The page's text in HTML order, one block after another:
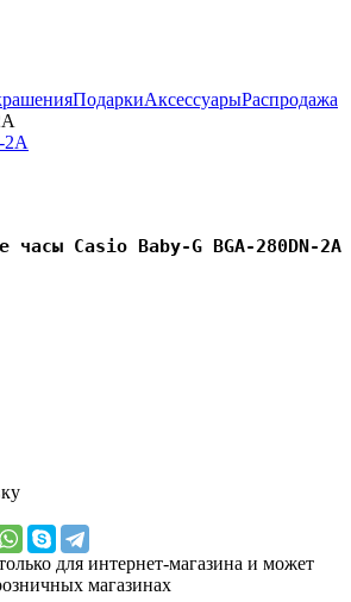
ПодаркиАксессуарыРаспродажа
часы Casio Baby-G BGA-280DN-2A
для интернет-магазина и может
магазинах